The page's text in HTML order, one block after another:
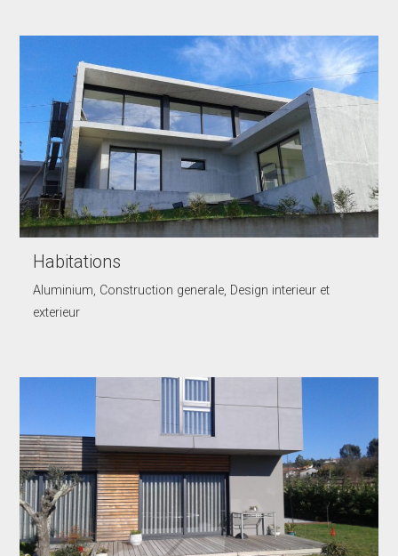
Habitations
Aluminium, Construction generale, Design interieur et
exterieur